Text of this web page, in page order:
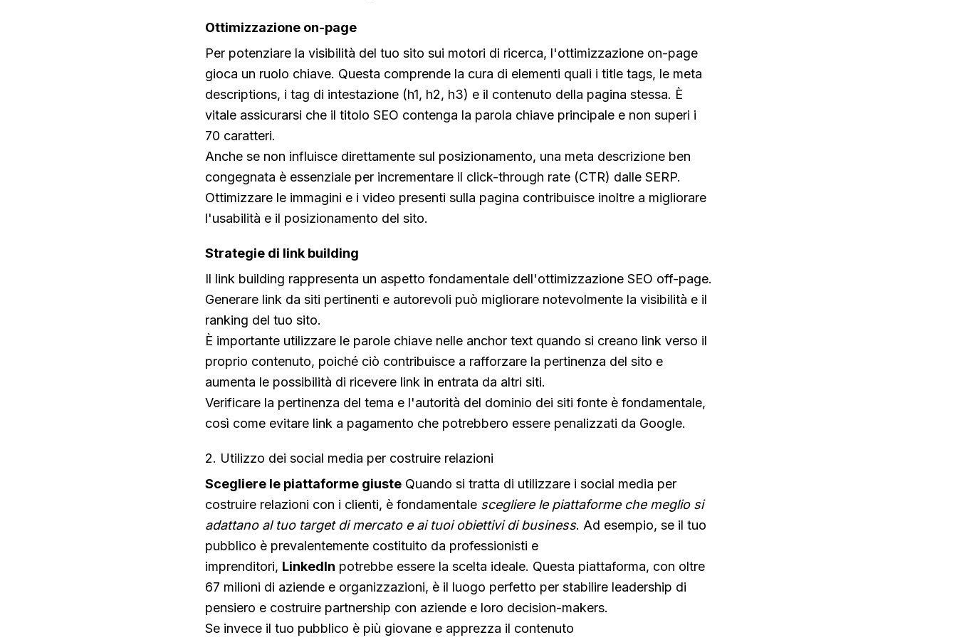
Ottimizzazione on-page
Per potenziare la visibilità del tuo sito sui motori di ricerca, l'ottimizzazione on-page
gioca un ruolo chiave. Questa comprende la cura di elementi quali i title tags, le meta
descriptions, i tag di intestazione (h1, h2, h3) e il contenuto della pagina stessa. È
vitale assicurarsi che il titolo SEO contenga la parola chiave principale e non superi i
70 caratteri.
Anche se non influisce direttamente sul posizionamento, una meta descrizione ben
congegnata è essenziale per incrementare il click-through rate (CTR) dalle SERP.
Ottimizzare le immagini e i video presenti sulla pagina contribuisce inoltre a migliorare
l'usabilità e il posizionamento del sito.
Strategie di link building
Il link building rappresenta un aspetto fondamentale dell'ottimizzazione SEO off-page.
Generare link da siti pertinenti e autorevoli può migliorare notevolmente la visibilità e il
ranking del tuo sito.
È importante utilizzare le parole chiave nelle anchor text quando si creano link verso il
proprio contenuto, poiché ciò contribuisce a rafforzare la pertinenza del sito e
aumenta le possibilità di ricevere link in entrata da altri siti.
Verificare la pertinenza del tema e l'autorità del dominio dei siti fonte è fondamentale,
così come evitare link a pagamento che potrebbero essere penalizzati da Google.
2. Utilizzo dei social media per costruire relazioni
Scegliere le piattaforme giuste Quando si tratta di utilizzare i social media per
costruire relazioni con i clienti, è fondamentale scegliere le piattaforme che meglio si
adattano al tuo target di mercato e ai tuoi obiettivi di business. Ad esempio, se il tuo
pubblico è prevalentemente costituito da professionisti e
imprenditori, LinkedIn potrebbe essere la scelta ideale. Questa piattaforma, con oltre
67 milioni di aziende e organizzazioni, è il luogo perfetto per stabilire leadership di
pensiero e costruire partnership con aziende e loro decision-makers.
Se invece il tuo pubblico è più giovane e apprezza il contenuto